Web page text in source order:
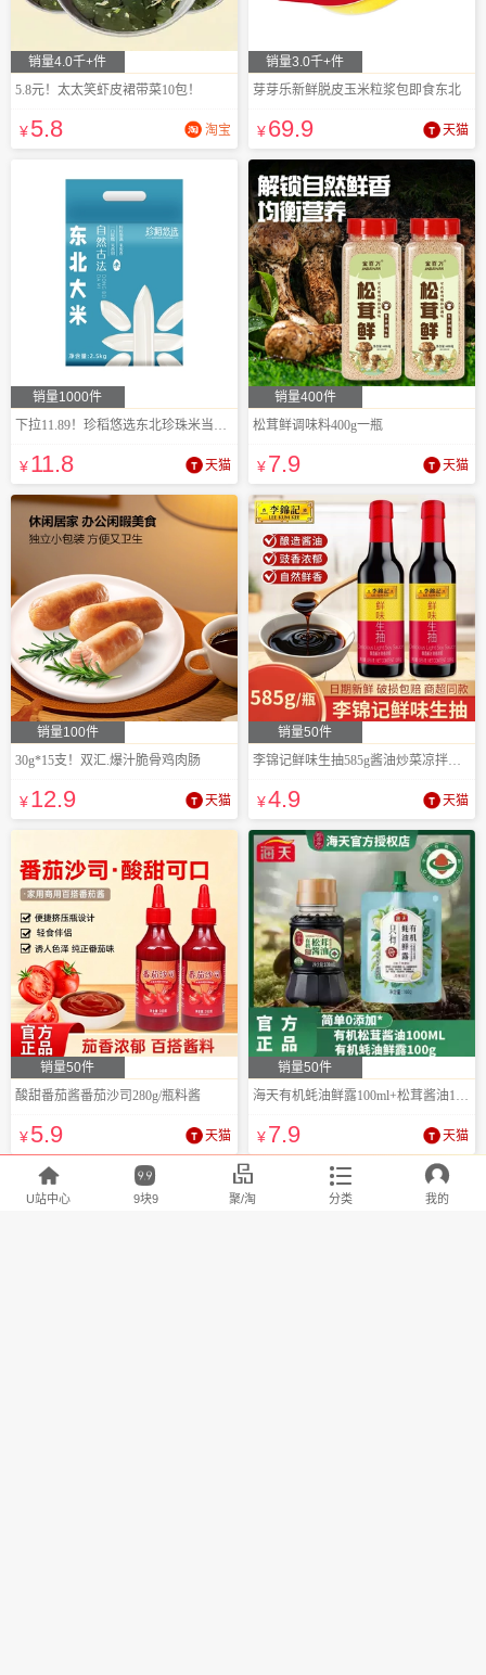
销量4.0千+件
5.8元！太太笑虾皮裙带菜10包！
¥5.8 淘宝
销量3.0千+件
芽芽乐新鲜脱皮玉米粒浆包即食东北
¥69.9 天猫
销量1000件
下拉11.89！珍稻悠选东北珍珠米当季新米5斤
¥11.8 天猫
销量400件
松茸鲜调味料400g一瓶
¥7.9 天猫
销量100件
30g*15支！双汇.爆汁脆骨鸡肉肠
¥12.9 天猫
销量50件
李锦记鲜味生抽585g酱油炒菜凉拌调味料
¥4.9 天猫
销量50件
酸甜番茄酱番茄沙司280g/瓶料酱
¥5.9 天猫
销量50件
海天有机蚝油鲜露100ml+松茸酱油100g
¥7.9 天猫

U站中心

9块9

聚/淘

分类

我的